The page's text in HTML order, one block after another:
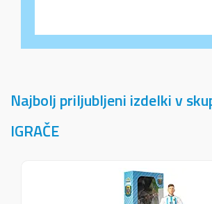
Najbolj priljubljeni izdelki v
IGRAČE